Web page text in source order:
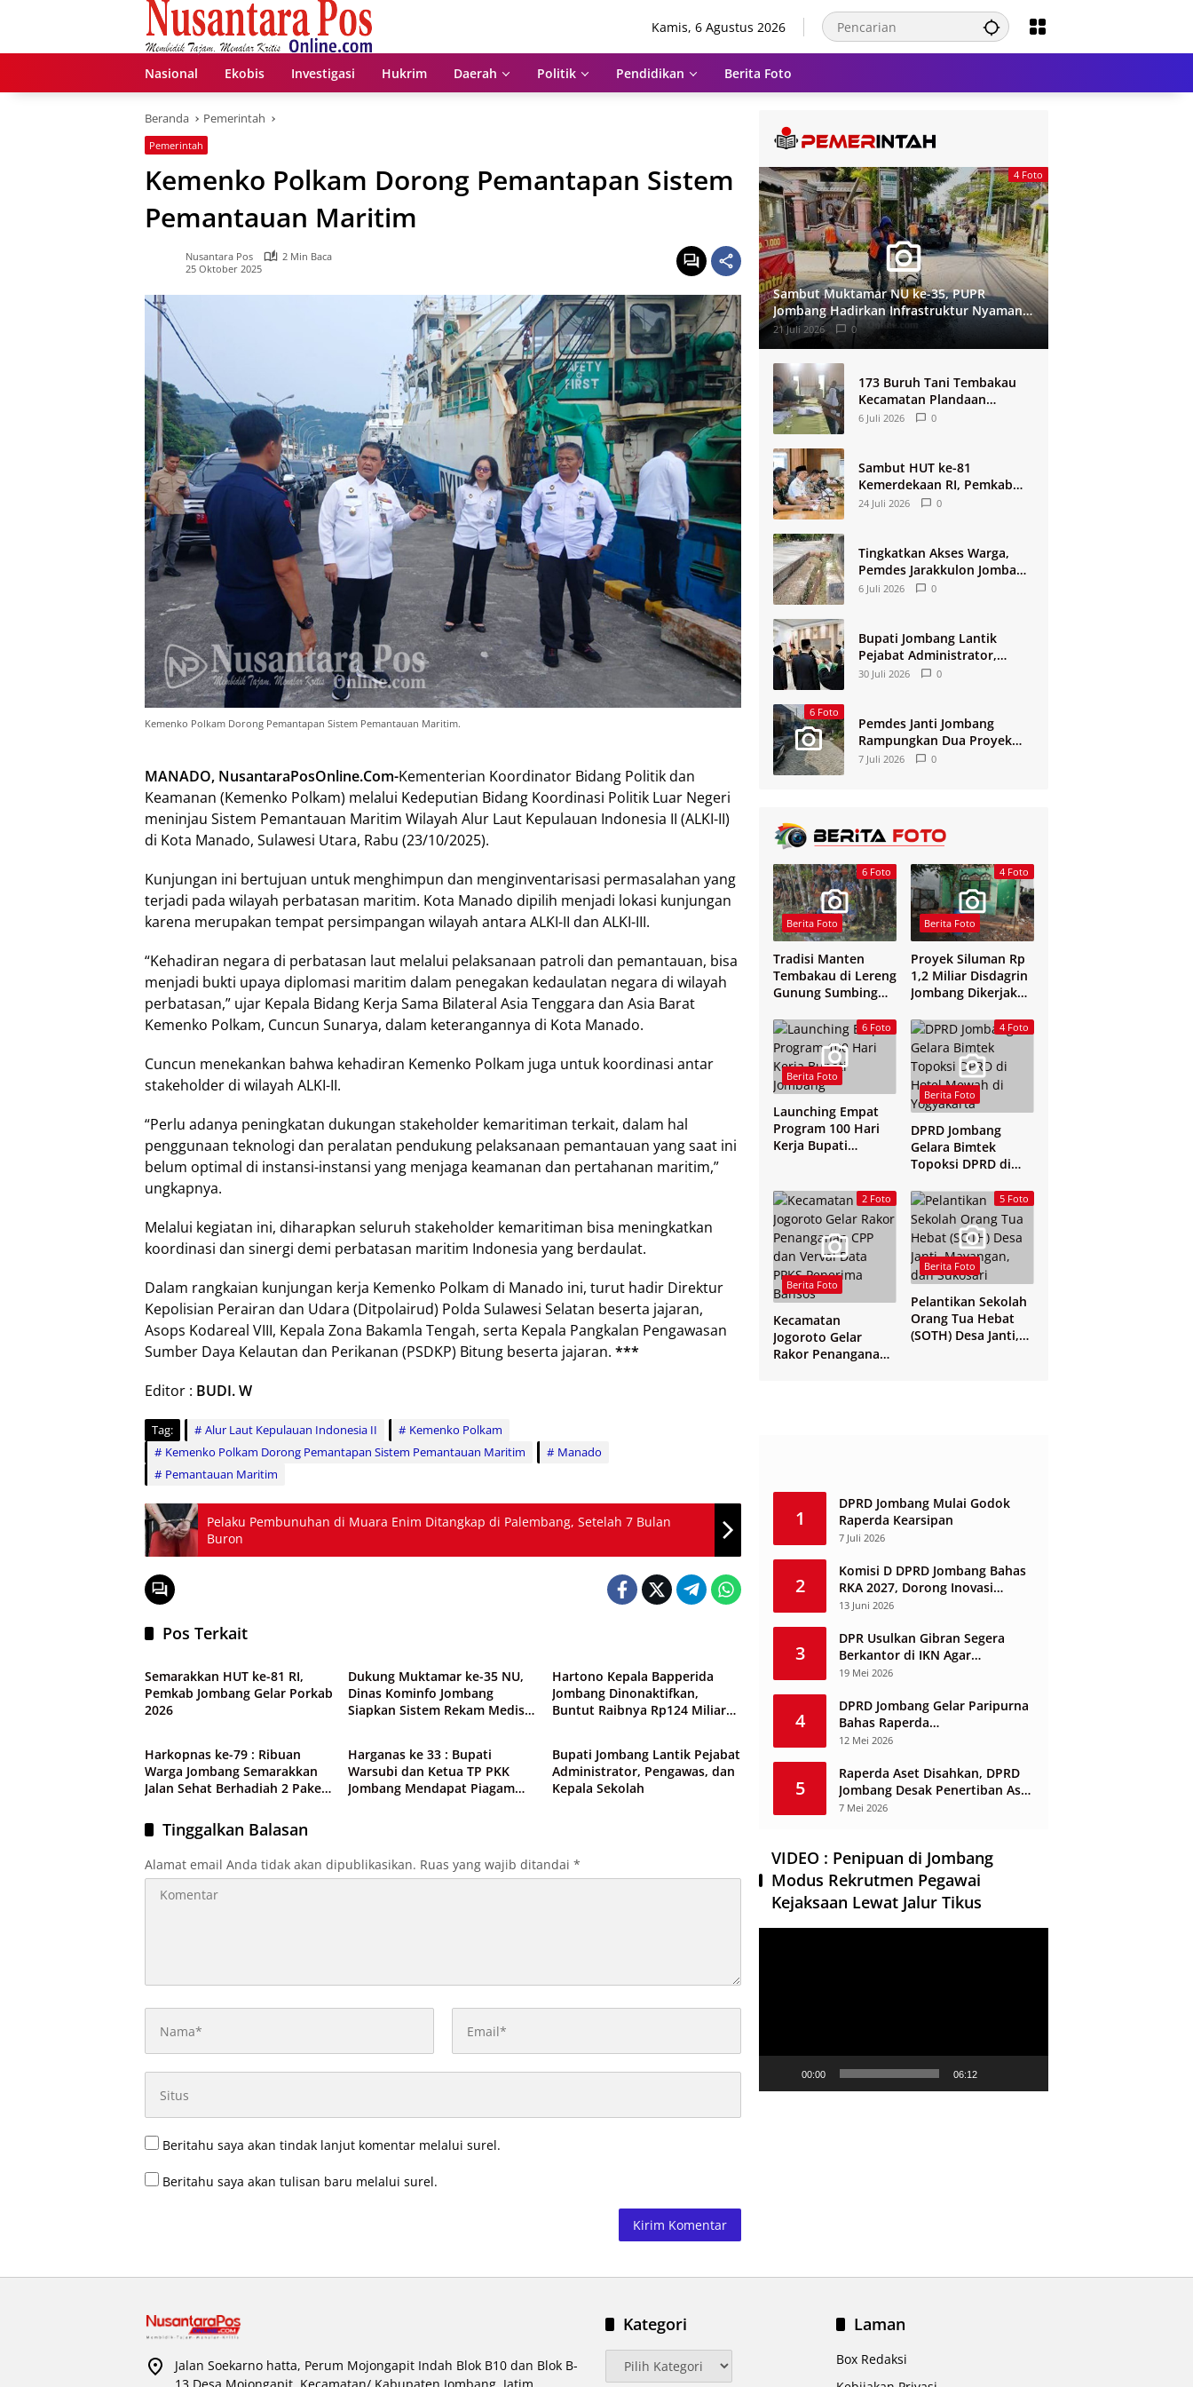
Kamis, 6 Agustus 2026
Nasional Ekobis Investigasi Hukrim Daerah Politik Pendidikan Berita Foto
Beranda Pemerintah
Pemerintah
Kemenko Polkam Dorong Pemantapan Sistem
Pemantauan Maritim
Nusantara Pos
2 Min Baca
25 Oktober 2025
Kemenko Polkam Dorong Pemantapan Sistem Pemantauan Maritim.
MANADO, NusantaraPosOnline.Com-Kementerian Koordinator Bidang Politik dan
Keamanan (Kemenko Polkam) melalui Kedeputian Bidang Koordinasi Politik Luar Negeri
meninjau Sistem Pemantauan Maritim Wilayah Alur Laut Kepulauan Indonesia II (ALKI-II)
di Kota Manado, Sulawesi Utara, Rabu (23/10/2025).
Kunjungan ini bertujuan untuk menghimpun dan menginventarisasi permasalahan yang
terjadi pada wilayah perbatasan maritim. Kota Manado dipilih menjadi lokasi kunjungan
karena merupakan tempat persimpangan wilayah antara ALKI-II dan ALKI-III.
“Kehadiran negara di perbatasan laut melalui pelaksanaan patroli dan pemantauan, bisa
menjadi bukti upaya diplomasi maritim dalam penegakan kedaulatan negara di wilayah
perbatasan,” ujar Kepala Bidang Kerja Sama Bilateral Asia Tenggara dan Asia Barat
Kemenko Polkam, Cuncun Sunarya, dalam keterangannya di Kota Manado.
Cuncun menekankan bahwa kehadiran Kemenko Polkam juga untuk koordinasi antar
stakeholder di wilayah ALKI-II.
“Perlu adanya peningkatan dukungan stakeholder kemaritiman terkait, dalam hal
penggunaan teknologi dan peralatan pendukung pelaksanaan pemantauan yang saat ini
belum optimal di instansi-instansi yang menjaga keamanan dan pertahanan maritim,”
ungkapnya.
Melalui kegiatan ini, diharapkan seluruh stakeholder kemaritiman bisa meningkatkan
koordinasi dan sinergi demi perbatasan maritim Indonesia yang berdaulat.
Dalam rangkaian kunjungan kerja Kemenko Polkam di Manado ini, turut hadir Direktur
Kepolisian Perairan dan Udara (Ditpolairud) Polda Sulawesi Selatan beserta jajaran,
Asops Kodareal VIII, Kepala Zona Bakamla Tengah, serta Kepala Pangkalan Pengawasan
Sumber Daya Kelautan dan Perikanan (PSDKP) Bitung beserta jajaran. ***
Editor : BUDI. W
Tag: Alur Laut Kepulauan Indonesia II
Kemenko Polkam
Kemenko Polkam Dorong Pemantapan Sistem Pemantauan Maritim
Manado
Pemantauan Maritim
Pelaku Pembunuhan di Muara Enim Ditangkap di Palembang, Setelah 7 Bulan
Buron
Pos Terkait
Pemerintah
Semarakkan HUT ke-81 RI,
Pemkab Jombang Gelar Porkab
2026
Dukung Muktamar ke-35 NU,
Dinas Kominfo Jombang
Siapkan Sistem Rekam Medis
Hartono Kepala Bapperida
Jombang Dinonaktifkan,
Buntut Raibnya Rp124 Miliar
Pemerintah
Harkopnas ke-79 : Ribuan
Warga Jombang Semarakkan
Jalan Sehat Berhadiah 2 Paket
Pemerintah
Harganas ke 33 : Bupati
Warsubi dan Ketua TP PKK
Jombang Mendapat Piagam
Pemerintah
Bupati Jombang Lantik Pejabat
Administrator, Pengawas, dan
Kepala Sekolah
Tinggalkan Balasan
Alamat email Anda tidak akan dipublikasikan. Ruas yang wajib ditandai *
Beritahu saya akan tindak lanjut komentar melalui surel.
Beritahu saya akan tulisan baru melalui surel.
4 Foto
Sambut Muktamar NU ke-35, PUPR
Jombang Hadirkan Infrastruktur Nyaman
dan Aman di Tambakberas
21 Juli 2026 0
173 Buruh Tani Tembakau
Kecamatan Plandaan
Jombang Terima BLT
6 Juli 2026 0
Sambut HUT ke-81
Kemerdekaan RI, Pemkab
Jombang Matangkan
24 Juli 2026 0
Tingkatkan Akses Warga,
Pemdes Jarakkulon Jombang
Bangun Jalan Lingkungan
6 Juli 2026 0
Bupati Jombang Lantik
Pejabat Administrator,
Pengawas, dan Kepala
30 Juli 2026 0
6 Foto
Pemdes Janti Jombang
Rampungkan Dua Proyek
Jalan Lingkungan
7 Juli 2026 0
6 Foto
Berita Foto
Tradisi Manten
Tembakau di Lereng
Gunung Sumbing
4 Foto
Berita Foto
Proyek Siluman Rp
1,2 Miliar Disdagrin
Jombang Dikerjakan
6 Foto
Berita Foto
Launching Empat
Program 100 Hari
Kerja Bupati
4 Foto
Berita Foto
DPRD Jombang
Gelara Bimtek
Topoksi DPRD di
Yogyakarta
2 Foto
Berita Foto
Kecamatan
Jogoroto Gelar
Rakor Penanganan
5 Foto
Berita Foto
Pelantikan Sekolah
Orang Tua Hebat
(SOTH) Desa Janti,
1
DPRD Jombang Mulai Godok
Raperda Kearsipan
7 Juli 2026
2
Komisi D DPRD Jombang Bahas
RKA 2027, Dorong Inovasi
Layanan Ketenagakerjaan
13 Juni 2026
3
DPR Usulkan Gibran Segera
Berkantor di IKN Agar
Infrastruktur Tak Mangkrak dan
19 Mei 2026
4
DPRD Jombang Gelar Paripurna
Bahas Raperda
Penyelenggaraan Jasa
12 Mei 2026
5
Raperda Aset Disahkan, DPRD
Jombang Desak Penertiban Aset
Dikuasai Pihak Ketiga
7 Mei 2026
VIDEO : Penipuan di Jombang
Modus Rekrutmen Pegawai
Kejaksaan Lewat Jalur Tikus
00:00 06:12
Jalan Soekarno hatta, Perum Mojongapit Indah Blok B10 dan Blok B-
Kategori
Kategori
Laman
Box Redaksi